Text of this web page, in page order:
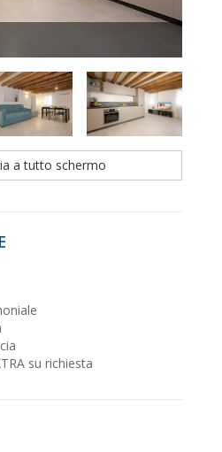
a tutto schermo
su richiesta